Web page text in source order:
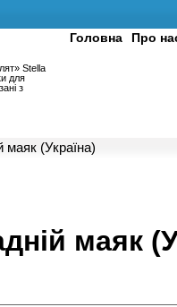
Stella
для
з
Головна Про
маяк (Україна)
маяк